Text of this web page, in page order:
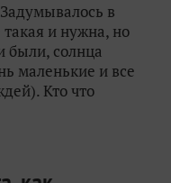
в
и нужна, но
были, солнца
маленькие и все
Кто что